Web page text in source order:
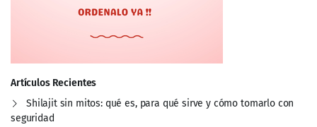
Artículos Recientes
Shilajit sin mitos: qué es, para qué sirve y cómo tomarlo con
seguridad